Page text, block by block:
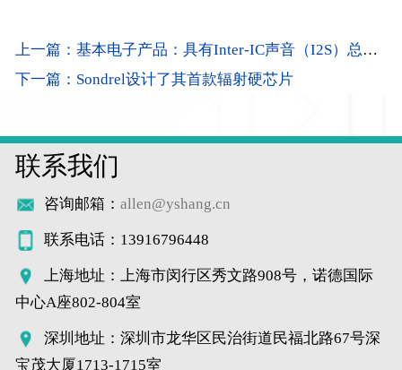
上一篇：基本电子产品：具有Inter-IC声音（I2S）总线的高质量音频
下一篇：Sondrel设计了其首款辐射硬芯片
联系我们
咨询邮箱： allen@yshang.cn
联系电话：13916796448
上海地址：上海市闵行区秀文路908号，诺德国际
中心A座802-804室
深圳地址：深圳市龙华区民治街道民福北路67号深
宝茂大厦1713-1715室